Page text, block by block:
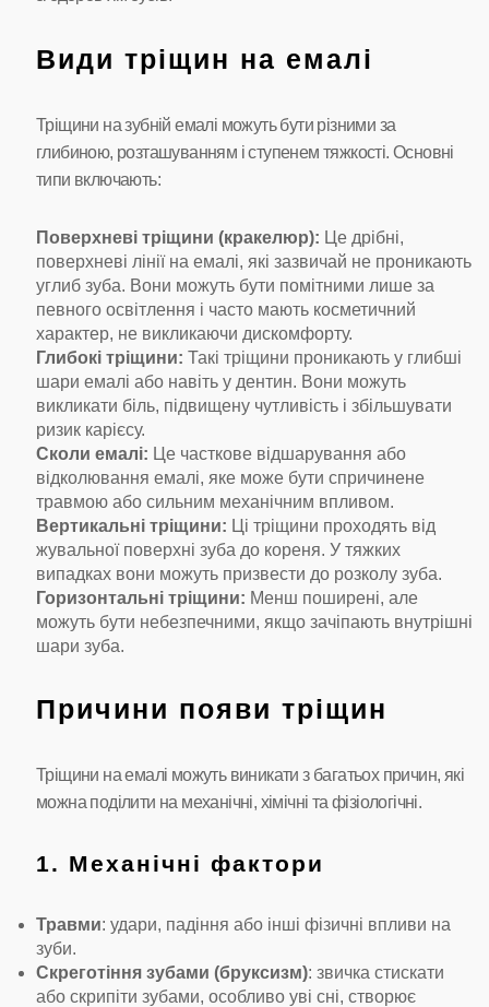
Види тріщин на емалі
Тріщини на зубній емалі можуть бути різними за
глибиною, розташуванням і ступенем тяжкості. Основні
типи включають:
Поверхневі тріщини (кракелюр): Це дрібні,
поверхневі лінії на емалі, які зазвичай не проникають
углиб зуба. Вони можуть бути помітними лише за
певного освітлення і часто мають косметичний
характер, не викликаючи дискомфорту.
Глибокі тріщини: Такі тріщини проникають у глибші
шари емалі або навіть у дентин. Вони можуть
викликати біль, підвищену чутливість і збільшувати
ризик карієсу.
Сколи емалі: Це часткове відшарування або
відколювання емалі, яке може бути спричинене
травмою або сильним механічним впливом.
Вертикальні тріщини: Ці тріщини проходять від
жувальної поверхні зуба до кореня. У тяжких
випадках вони можуть призвести до розколу зуба.
Горизонтальні тріщини: Менш поширені, але
можуть бути небезпечними, якщо зачіпають внутрішні
шари зуба.
Причини появи тріщин
Тріщини на емалі можуть виникати з багатьох причин, які
можна поділити на механічні, хімічні та фізіологічні.
1. Механічні фактори
Травми: удари, падіння або інші фізичні впливи на
зуби.
Скреготіння зубами (бруксизм): звичка стискати
або скрипіти зубами, особливо уві сні, створює